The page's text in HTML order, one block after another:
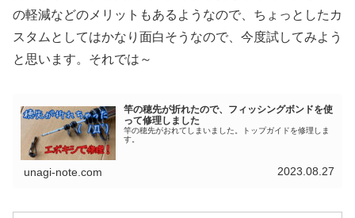
の軽減などのメリットもあるようなので、ちょっとしたカ
スタムとしてはかなり面白そうなので、今度試してみよう
と思います。それでは～
竿の穂先が折れたので、フィッシングボンドを使
って修理しました
竿の穂先がおれてしまいました。トップガイドを修理しま
す。
unagi-note.com 2023.08.27